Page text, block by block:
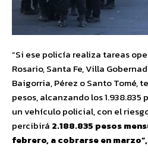
“Si ese policía realiza tareas
Rosario, Santa Fe, Villa
Baigorria, Pérez o Santo Tomé,
pesos, alcanzando los 1.938.835
un vehículo policial, con el
percibirá 2.188.835 pesos
febrero, a cobrarse en